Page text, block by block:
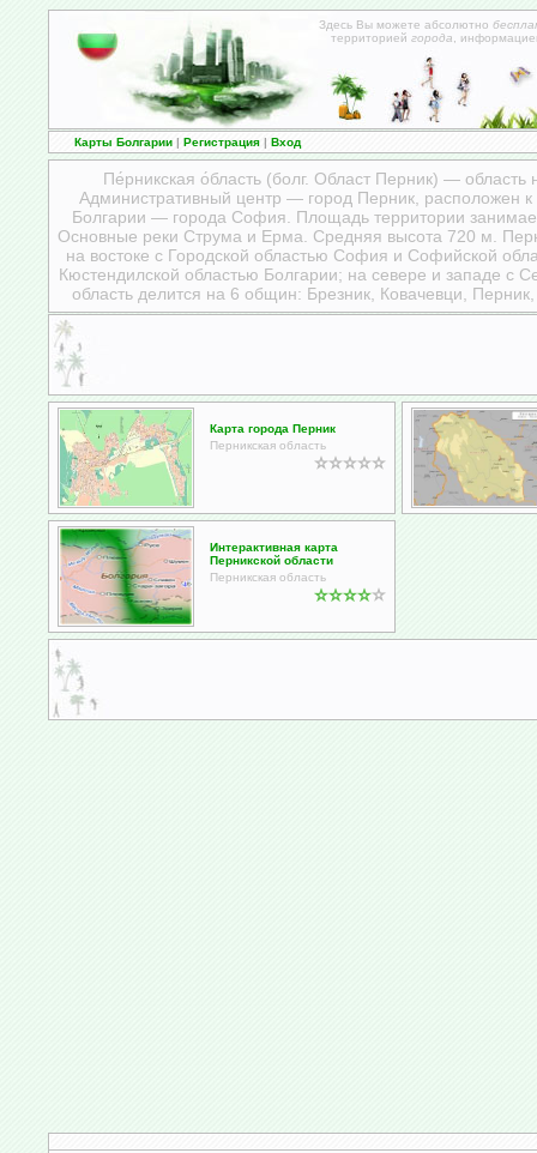
Здесь Вы можете абсолютно
территорией города ,
Карты Болгарии | Регистрация | Вход
Пе́рникская о́бласть (болг. Област Перник) — область
Административный центр — город Перник, расположен к
Болгарии — города София. Площадь территории
Основные реки Струма и Ерма. Средняя высота 720 м.
на востоке с Городской областью София и Софийской
Кюстендилской областью Болгарии; на севере и западе с
область делится на 6 общин: Брезник, Ковачевци,
Карта города Перник
Перникская область
Интерактивная карта
Перникской области
Перникская область